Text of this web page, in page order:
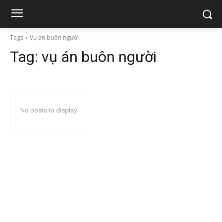
Tags Vụ án buôn người
Tag: vụ án buôn người
No posts to display